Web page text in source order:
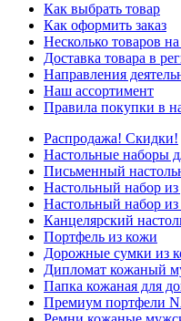
Как выбрать товар
Как оформить заказ
Несколько товаров
Доставка товара в
Направления
Наш ассортимент
Правила покупки в
Распродажа! Скидки!
Настольные наборы
Письменный
Настольный набор из
Настольный набор из
Канцелярский
Портфель из кожи
Дорожные сумки из
Дипломат кожаный
Папка кожаная для
Премиум портфели